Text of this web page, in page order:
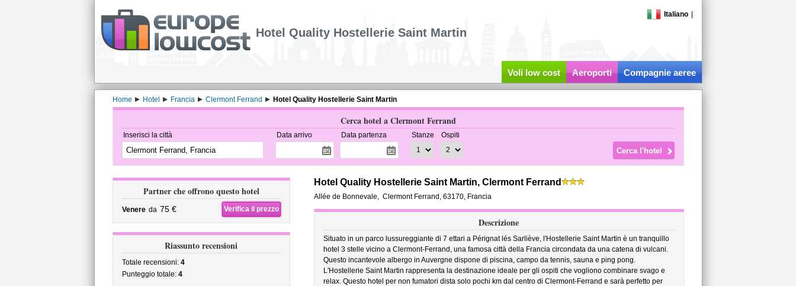
Italiano
Hotel Quality Hostellerie Saint Martin
Voli low cost Aeroporti Compagnie aeree
Home Hotel Francia Clermont Ferrand Hotel Quality Hostellerie Saint Martin
Cerca hotel a Clermont Ferrand
Inserisci la città Data arrivo Data partenza Stanze Ospiti
Partner che offrono questo hotel
Venere da 75 € Verifica il prezzo
Riassunto recensioni
Totale recensioni: 4
Punteggio totale: 4
Hotel Quality Hostellerie Saint Martin, Clermont Ferrand
Allée de Bonnevale, Clermont Ferrand , 63170, Francia
Descrizione
Situato in un parco lussureggiante di 7 ettari a Pérignat lés Sarliève, l'Hostellerie Saint Martin è un tranquillo
hotel 3 stelle vicino a Clermont-Ferrand, una famosa città della Francia circondata da una catena di vulcani.
Questo incantevole albergo in Auvergne dispone di piscina, campo da tennis, sauna e ping pong.
L'Hostellerie Saint Martin rappresenta la destinazione ideale per gli ospiti che vogliono combinare svago e
relax. Questo hotel per non fumatori dista solo pochi km dal centro di Clermont-Ferrand e sarà perfetto per